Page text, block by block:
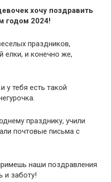
хочу поздравить
годом 2024!
праздников,
елки, и конечно же,
тебя есть такой
празднику, учили
почтовые письма с
наши поздравления
и заботу!